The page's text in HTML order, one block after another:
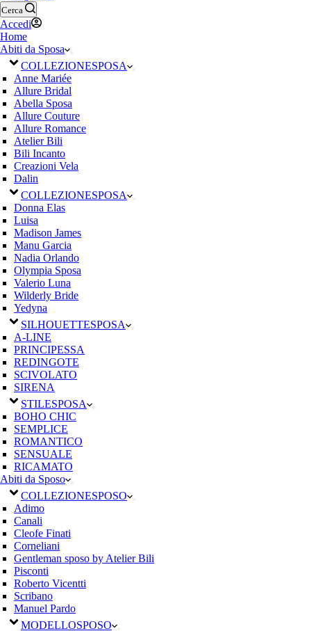
Cerca
Accedi
Home
Abiti da Sposa
COLLEZIONESPOSA
Anne Mariée
Allure Bridal
Abella Sposa
Allure Couture
Allure Romance
Atelier Bili
Bili Incanto
Creazioni Vela
Dalin
COLLEZIONESPOSA
Donna Elas
Luisa
Madison James
Manu Garcia
Nadia Orlando
Olympia Sposa
Valerio Luna
Wilderly Bride
Yedyna
SILHOUETTESPOSA
A-LINE
PRINCIPESSA
REDINGOTE
SCIVOLATO
SIRENA
STILESPOSA
BOHO CHIC
SEMPLICE
ROMANTICO
SENSUALE
RICAMATO
Abiti da Sposo
COLLEZIONESPOSO
Adimo
Canali
Cleofe Finati
Corneliani
Gentleman sposo by Atelier Bili
Pisconti
Roberto Vicentti
Scribano
Manuel Pardo
MODELLOSPOSO